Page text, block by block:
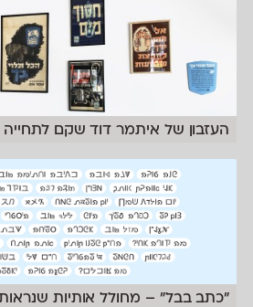
העזבון של איתמר דוד שקם לתחייה
״כתב בבל״ – מחולל אותיות